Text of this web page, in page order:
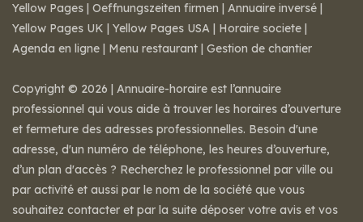
Yellow Pages | Oeffnungszeiten firmen | Annuaire inversé |
Yellow Pages UK | Yellow Pages USA | Horaire societe |
Agenda en ligne | Menu restaurant | Gestion de chantier
Copyright © 2026 | Annuaire-horaire est l’annuaire
professionnel qui vous aide à trouver les horaires d’ouverture
et fermeture des adresses professionnelles. Besoin d'une
adresse, d'un numéro de téléphone, les heures d’ouverture,
d’un plan d'accès ? Recherchez le professionnel par ville ou
par activité et aussi par le nom de la société que vous
souhaitez contacter et par la suite déposer votre avis et vos